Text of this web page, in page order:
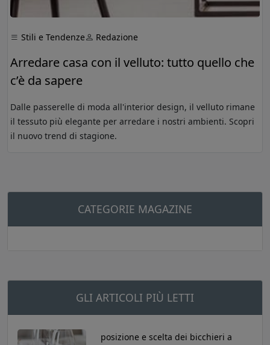
Stili e Tendenze Redazione
Arredare casa con il velluto: tutto quello che
c’è da sapere
Dalle passerelle di moda all'interior design, il velluto rimane
il tessuto più elegante per arredare i nostri ambienti. Scopri
il nuovo trend di stagione.
CATEGORIE MAGAZINE
GLI ARTICOLI PIÙ LETTI
posizione e scelta dei bicchieri a